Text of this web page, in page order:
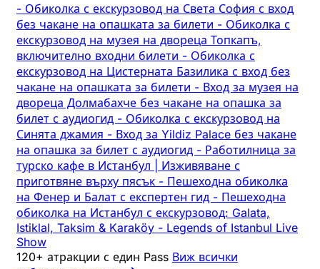
- Обиколка с екскурзовод на Света София с вход
без чакане на опашката за билети - Обиколка с
екскурзовод на музея на двореца Топкапъ,
включително входни билети - Обиколка с
екскурзовод на Цистерната Базилика с вход без
чакане на опашката за билети - Вход за музея на
двореца Долмабахче без чакане на опашка за
билет с аудиогид - Обиколка с екскурзовод на
Синята джамия - Вход за Yildiz Palace без чакане
на опашка за билет с аудиогид - Работилница за
турско кафе в Истанбул | Изживяване с
приготвяне върху пясък - Пешеходна обиколка
на Фенер и Балат с експертен гид - Пешеходна
обиколка на Истанбул с екскурзовод: Galata,
Istiklal, Taksim & Karaköy - Legends of Istanbul Live
Show
120+ атракции с един Pass Виж всички